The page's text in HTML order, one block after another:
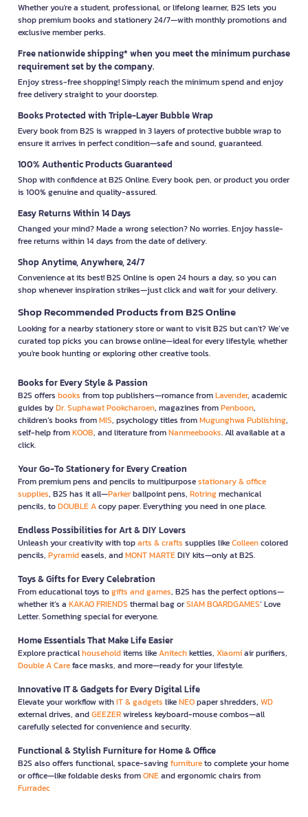
Whether you're a student, professional, or lifelong learner, B2S lets you
shop premium books and stationery 24/7—with monthly promotions and
exclusive member perks.
Free nationwide shipping* when you meet the minimum purchase
requirement set by the company.
Enjoy stress-free shopping! Simply reach the minimum spend and enjoy
free delivery straight to your doorstep.
Books Protected with Triple-Layer Bubble Wrap
Every book from B2S is wrapped in 3 layers of protective bubble wrap to
ensure it arrives in perfect condition—safe and sound, guaranteed.
100% Authentic Products Guaranteed
Shop with confidence at B2S Online. Every book, pen, or product you order
is 100% genuine and quality-assured.
Easy Returns Within 14 Days
Changed your mind? Made a wrong selection? No worries. Enjoy hassle-
free returns within 14 days from the date of delivery.
Shop Anytime, Anywhere, 24/7
Convenience at its best! B2S Online is open 24 hours a day, so you can
shop whenever inspiration strikes—just click and wait for your delivery.
Shop Recommended Products from B2S Online
Looking for a nearby stationery store or want to visit B2S but can't? We’ve
curated top picks you can browse online—ideal for every lifestyle, whether
you're book hunting or exploring other creative tools.
Books for Every Style & Passion
B2S offers books from top publishers—romance fromLavender, academic
guides byDr. Suphawat Pookcharoen, magazines fromPenboon,
children’s books fromMIS, psychology titles fromMugunghwa Publishing,
self-help fromKOOB, and literature fromNanmeebooks. All available at a
click.
Your Go-To Stationery for Every Creation
From premium pens and pencils to multipurposestationary & office
supplies, B2S has it all—Parkerballpoint pens, Rotringmechanical
pencils, toDOUBLE Acopy paper. Everything you need in one place.
Endless Possibilities for Art & DIY Lovers
Unleash your creativity with toparts & crafts supplies likeColleencolored
pencils, Pyramideasels, andMONT MARTEDIY kits—only at B2S.
Toys & Gifts for Every Celebration
From educational toys togifts and games, B2S has the perfect options—
whether it’s a KAKAO FRIENDS thermal bag orSIAM BOARDGAMES’ Love
Letter. Something special for everyone.
Home Essentials That Make Life Easier
Explore practicalhouseholditems likeAnitechkettles, Xiaomiair purifiers,
Double A Careface masks, and more—ready for your lifestyle.
Innovative IT & Gadgets for Every Digital Life
Elevate your workflow withIT & gadgets likeNEOpaper shredders, WD
external drives, andGEEZERwireless keyboard-mouse combos—all
carefully selected for convenience and security.
Functional & Stylish Furniture for Home & Office
B2S also offers functional, space-savingfurnitureto complete your home
or office—like foldable desks fromONEand ergonomic chairs from
Furradec